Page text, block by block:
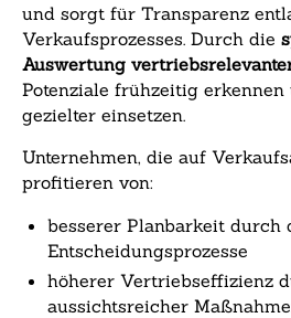
und sorgt für Transparenz
Verkaufsprozesses. Durch die
Auswertung
Potenziale frühzeitig erkennen
gezielter einsetzen.
Unternehmen, die auf
profitieren von:
besserer Planbarkeit durch
Entscheidungsprozesse
höherer Vertriebseffizienz
aussichtsreicher